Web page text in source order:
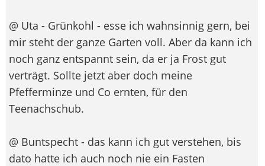
@ Uta - Grünkohl - esse ich wahnsinnig gern, bei
mir steht der ganze Garten voll. Aber da kann ich
noch ganz entspannt sein, da er ja Frost gut
verträgt. Sollte jetzt aber doch meine
Pfefferminze und Co ernten, für den
Teenachschub.
@ Buntspecht - das kann ich gut verstehen, bis
dato hatte ich auch noch nie ein Fasten